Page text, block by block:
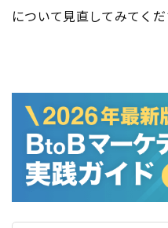
について見直してみてくだ